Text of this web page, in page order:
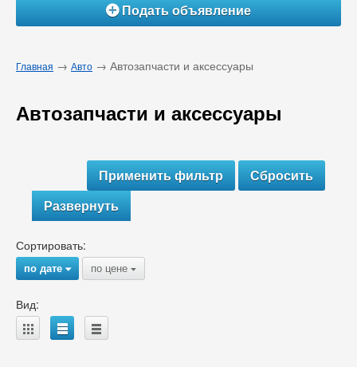
ÁПодать объявление
Главная → Авто → Автозапчасти и аксессуары
Автозапчасти и аксессуары
Развернуть
Сортировать:
по дате{ по цене {
Вид:
A B C